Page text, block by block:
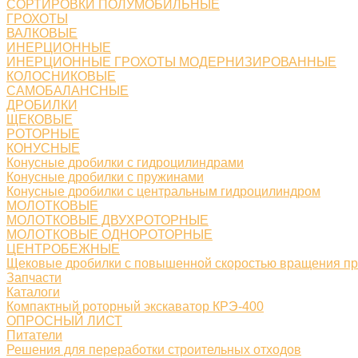
СОРТИРОВКИ ПОЛУМОБИЛЬНЫЕ
ГРОХОТЫ
ВАЛКОВЫЕ
ИНЕРЦИОННЫЕ
ИНЕРЦИОННЫЕ ГРОХОТЫ МОДЕРНИЗИРОВАННЫЕ
КОЛОСНИКОВЫЕ
САМОБАЛАНСНЫЕ
ДРОБИЛКИ
ЩЕКОВЫЕ
РОТОРНЫЕ
КОНУСНЫЕ
Конусные дробилки с гидроцилиндрами
Конусные дробилки с пружинами
Конусные дробилки с центральным гидроцилиндром
МОЛОТКОВЫЕ
МОЛОТКОВЫЕ ДВУХРОТОРНЫЕ
МОЛОТКОВЫЕ ОДНОРОТОРНЫЕ
ЦЕНТРОБЕЖНЫЕ
Щековые дробилки с повышенной скоростью вращения
Запчасти
Каталоги
Компактный роторный экскаватор КРЭ-400
ОПРОСНЫЙ ЛИСТ
Питатели
Решения для переработки строительных отходов